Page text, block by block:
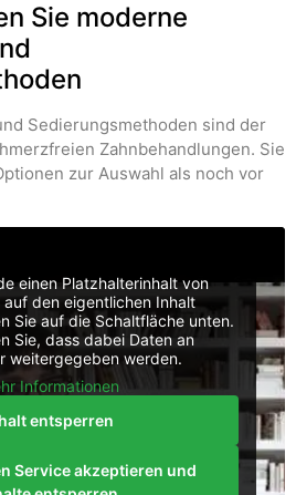
Sie moderne
Sedierungsmethoden sind der
Zahnbehandlungen. Sie
zur Auswahl als noch vor
einen Platzhalterinhalt von
auf den eigentlichen Inhalt
Sie auf die Schaltfläche unten.
Sie, dass dabei Daten an
weitergegeben werden.
Informationen
entsperren
Service akzeptieren und